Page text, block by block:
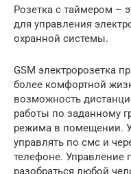
Розетка с таймером –
для управления
охранной системы.
GSM электророзетка
более комфортной
возможность
работы по заданному
режима в помещении.
управлять по смс и
телефоне. Управление
разобраться любой